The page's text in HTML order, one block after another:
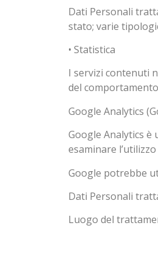
Dati Personali
stato; varie
• Statistica
I servizi contenuti
del
Google Analytics
Google Analytics è
esaminare
Google potrebbe
Dati Personali
Luogo del